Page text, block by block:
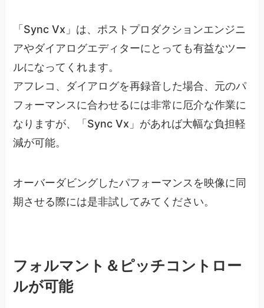
「Sync Vx」は、ポストプロダクションエンジニ
アやダイアログエディターにとっても有益なツー
ルになってくれます。
アフレコ、ダイアログを再録音した場合、元のパ
フォーマンスに合わせるには非常に厄介な作業に
なりますが、「Sync Vx」があれば大幅な負担軽
減が可能。
オーバーダビングしたパフォーマンスを映像に同
期させる際には是非試してみてください。
フォルマント＆ピッチコントロー
ルが可能